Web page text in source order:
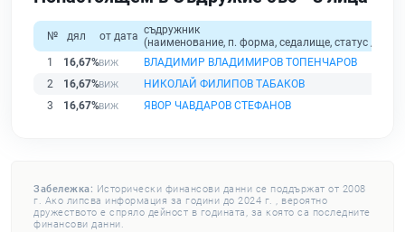
№ дял от дата съдружник
(наименование, п. форма, седалище, статус /
1
16,67%
ВЛАДИМИР ВЛАДИМИРОВ ТОПЕНЧАРОВ
2
16,67%
НИКОЛАЙ ФИЛИПОВ ТАБАКОВ
3
16,67% ЯВОР ЧАВДАРОВ СТЕФАНОВ
Забележка: Исторически финансови данни се поддържат от 2008
г. Ако липсва информация за години до 2024 г. , вероятно
дружеството е спряло дейност в годината, за която са последните
финансови данни.